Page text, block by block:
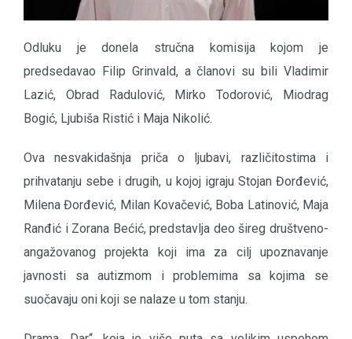
Odluku je donela stručna komisija kojom je
predsedavao Filip Grinvald, a članovi su bili Vladimir
Lazić, Obrad Radulović, Mirko Todorović, Miodrag
Bogić, Ljubiša Ristić i Maja Nikolić.
Ova nesvakidašnja priča o ljubavi, različitostima i
prihvatanju sebe i drugih, u kojoj igraju Stojan Đorđević,
Milena Đorđević, Milan Kovačević, Boba Latinović, Maja
Ranđić i Zorana Bećić, predstavlja deo šireg društveno-
angažovanog projekta koji ima za cilj upoznavanje
javnosti sa autizmom i problemima sa kojima se
suočavaju oni koji se nalaze u tom stanju.